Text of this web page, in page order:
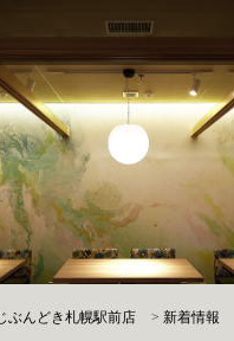
ぶんどき札幌駅前店 >新着情報